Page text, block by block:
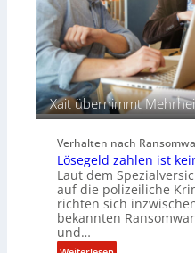
d
e
r
S
p
u
r
e
n
c
y
a
r
b
i
t
e
n
z
s
Xait übernimmt
Verhalten nach
Lösegeld zahlen ist
Laut dem
auf die polizeiliche
richten sich
bekannten
und…